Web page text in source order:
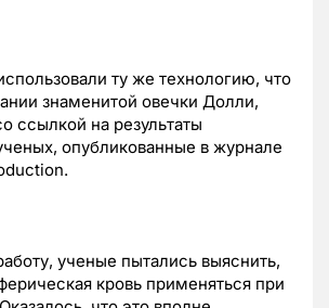
ту же технологию, что
знаменитой овечки Долли,
ссылкой на результаты
опубликованные в журнале
ученые пытались выяснить,
кровь применяться при